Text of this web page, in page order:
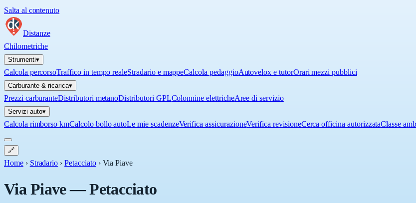
Salta al contenuto
Distanze
Chilometriche
Strumenti▾
Calcola percorsoTraffico in tempo realeStradario e mappeCalcola pedaggioAutovelox e tutorOrari mezzi pubblici
Carburante & ricarica▾
Prezzi carburanteDistributori metanoDistributori GPLColonnine elettricheAree di servizio
Servizi auto▾
Calcola rimborso kmCalcolo bollo autoLe mie scadenzeVerifica assicurazioneVerifica revisioneCerca officina autorizzataClasse
🔗
Home › Stradario › Petacciato › Via Piave
Via Piave—Petacciato